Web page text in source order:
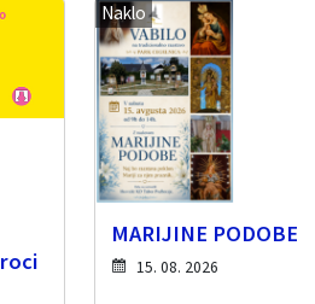
Naklo
MARIJINE PODOBE
15. 08. 2026